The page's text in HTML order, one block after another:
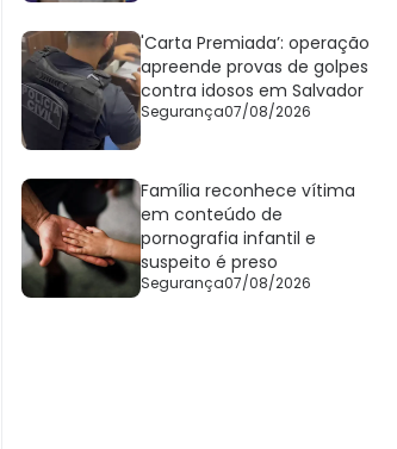
'Carta Premiada’: operação
apreende provas de golpes
contra idosos em Salvador
Segurança07/08/2026
Família reconhece vítima
em conteúdo de
pornografia infantil e
suspeito é preso
Segurança07/08/2026